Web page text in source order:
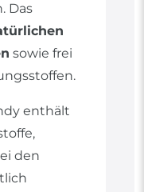
Das
sowie frei
enthält
den